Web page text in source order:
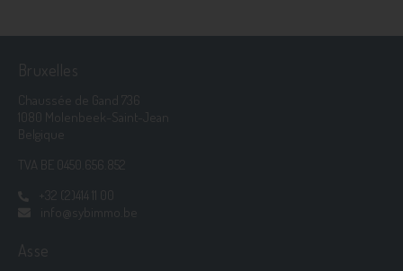
Bruxelles
Chaussée de Gand 736
1080 Molenbeek-Saint-Jean
Belgique
TVA BE 0450.656.852
+32 (2)414 11 00
info@sybimmo.be
Asse